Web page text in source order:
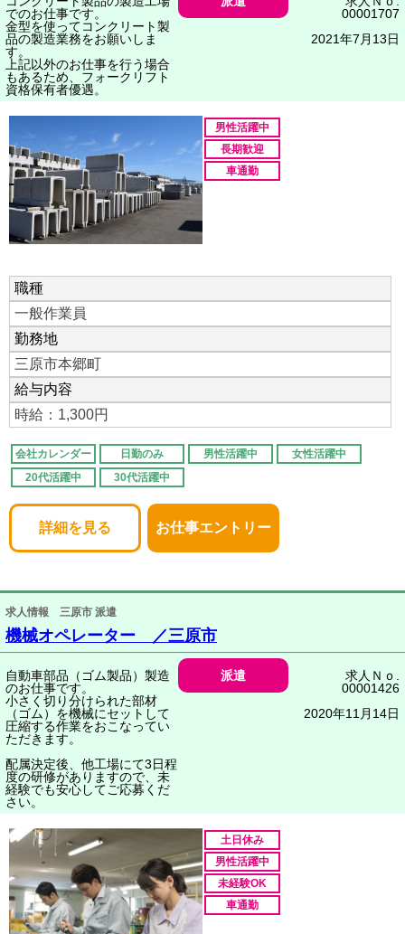
でのお仕事です。
金型を使ってコンクリート製
品の製造業務をお願いしま
す。
上記以外のお仕事を行う場合
もあるため、フォークリフト
資格保有者優遇。
00001707
2021年7月13日
男性活躍中
長期歓迎
車通勤
職種
一般作業員
勤務地
三原市本郷町
給与内容
時給：1,300円
会社カレンダー 日勤のみ 男性活躍中
女性活躍中
20代活躍中
30代活躍中
詳細を見る お仕事エントリー
求人情報 三原市 派遣
機械オペレーター ／三原市
自動車部品（ゴム製品）製造
のお仕事です。
小さく切り分けられた部材
（ゴム）を機械にセットして
圧縮する作業をおこなってい
ただきます。
配属決定後、他工場にて3日程
度の研修がありますので、未
経験でも安心してご応募くだ
さい。
派遣
求人Ｎｏ.
00001426
2020年11月14日
土日休み
男性活躍中
未経験OK
車通勤